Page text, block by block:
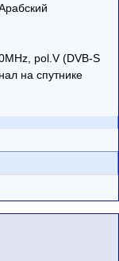
pol.V (DVB-S
на спутнике